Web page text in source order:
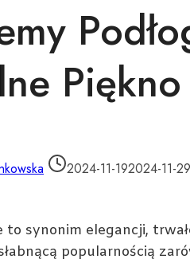
2024-11-192024-11-29
to synonim elegancji,
popularnością